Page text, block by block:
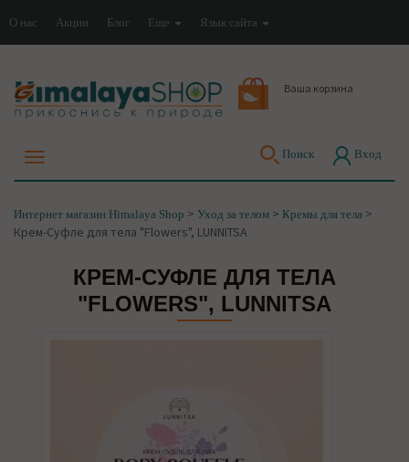
О нас Акции Блог Еще Язык сайта
Ваша корзина
Поиск Вход
Интернет магазин Himalaya Shop > Уход за телом > Кремы для тела >
Крем-Суфле для тела "Flowers", LUNNITSA
КРЕМ-СУФЛЕ ДЛЯ ТЕЛА
"FLOWERS", LUNNITSA